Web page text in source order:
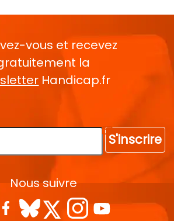
vous et recevez
la
Handicap.fr
S'inscrire
Nous suivre